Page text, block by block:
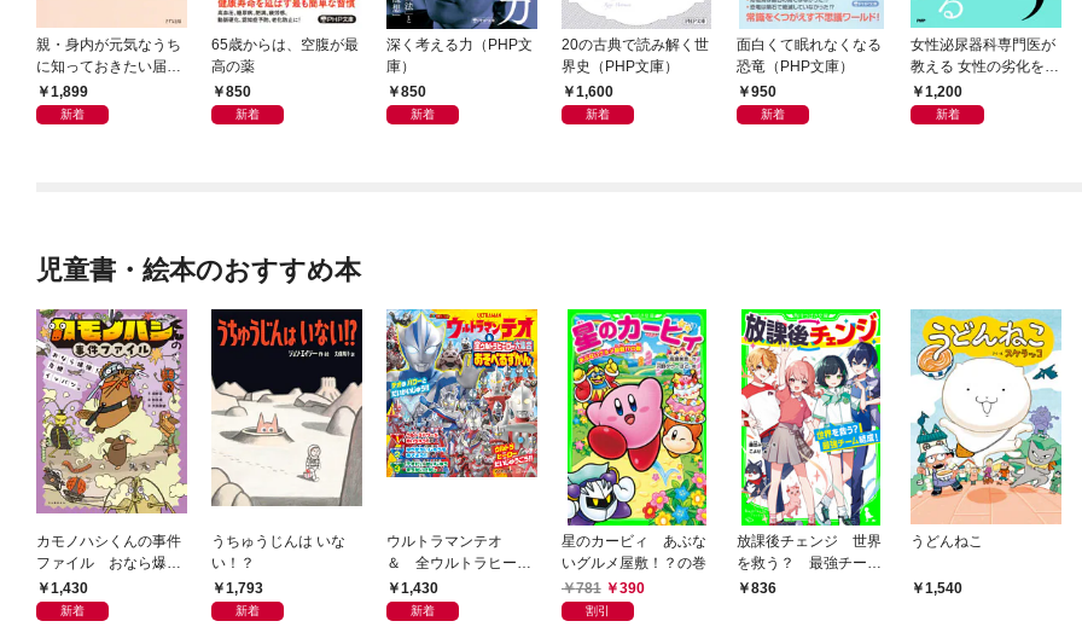
親・身内が元気なうち
に知っておきたい届
出・手続きの準備（き
ずな出版）
1,899
新着
65歳からは、空腹が最
高の薬
850
新着
深く考える力（PHP文
庫）
850
新着
20の古典で読み解く世
界史（PHP文庫）
1,600
新着
面白くて眠れなくなる
恐竜（PHP文庫）
950
新着
女性泌尿器科専門医が
教える 女性の劣化をく
いとめる ちつのケア
1,200
新着
児童書・絵本のおすすめ本
カモノハシくんの事件
ファイル おなら爆
弾！ 危機イッパツ編
1,430
新着
うちゅうじんは いな
い！？
1,793
新着
ウルトラマンテオ
＆ 全ウルトラヒーロ
ー大集合 あそべるず
かん
1,430
新着
星のカービィ あぶな
いグルメ屋敷！？の巻
781
390
割引
放課後チェンジ 世界
を救う？ 最強チーム
結成！
836
うどんねこ
1,540